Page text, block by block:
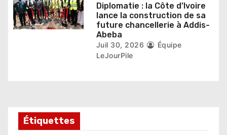
Diplomatie : la Côte d’Ivoire
lance la construction de sa
future chancellerie à Addis-
Abeba
Juil 30, 2026
Équipe
LeJourPile
Étiquettes